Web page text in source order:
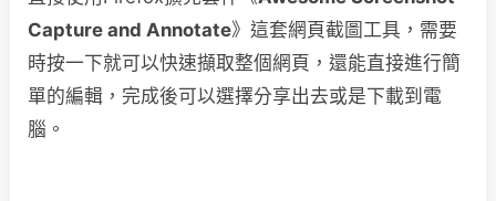
Capture and Annotate》這套網頁截圖工具，需要
時按一下就可以快速擷取整個網頁，還能直接進行簡
單的編輯，完成後可以選擇分享出去或是下載到電
腦。